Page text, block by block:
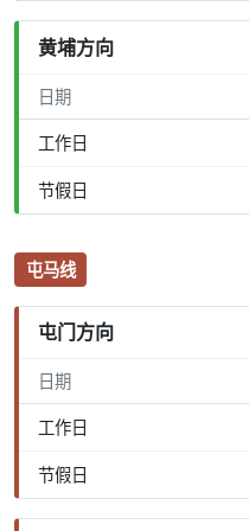
黄埔方向
日期
工作日
节假日
屯马线
屯门方向
日期
工作日
节假日